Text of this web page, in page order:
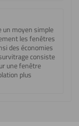
un moyen simple
les fenêtres
des économies
consiste
une fenêtre
plus